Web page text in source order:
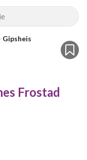
Gipsheis
Frostad